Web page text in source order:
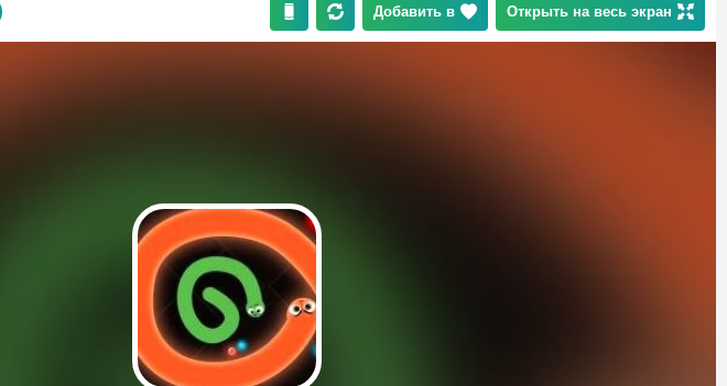
Добавить в Открыть на весь экран